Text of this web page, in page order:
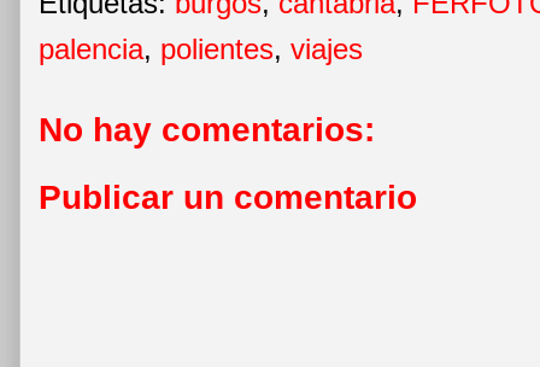
palencia, polientes, viajes
No hay comentarios:
Publicar un comentario